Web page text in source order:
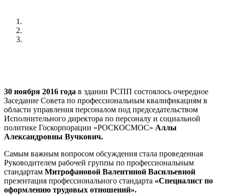
30 ноября 2016 года в здании РСПП состоялось очередное
Заседание Совета по профессиональным квалификациям в
области управления персоналом под председательством
Исполнительного директора по персоналу и социальной
политике Госкорпорации «РОСКОСМОС» Аллы
Александровны Вучкович.
Самым важным вопросом обсуждения стала проведенная
Руководителем рабочей группы по профессиональным
стандартам Митрофановой Валентиной Васильевной
презентация профессионального стандарта «Специалист по
оформлению трудовых отношений».